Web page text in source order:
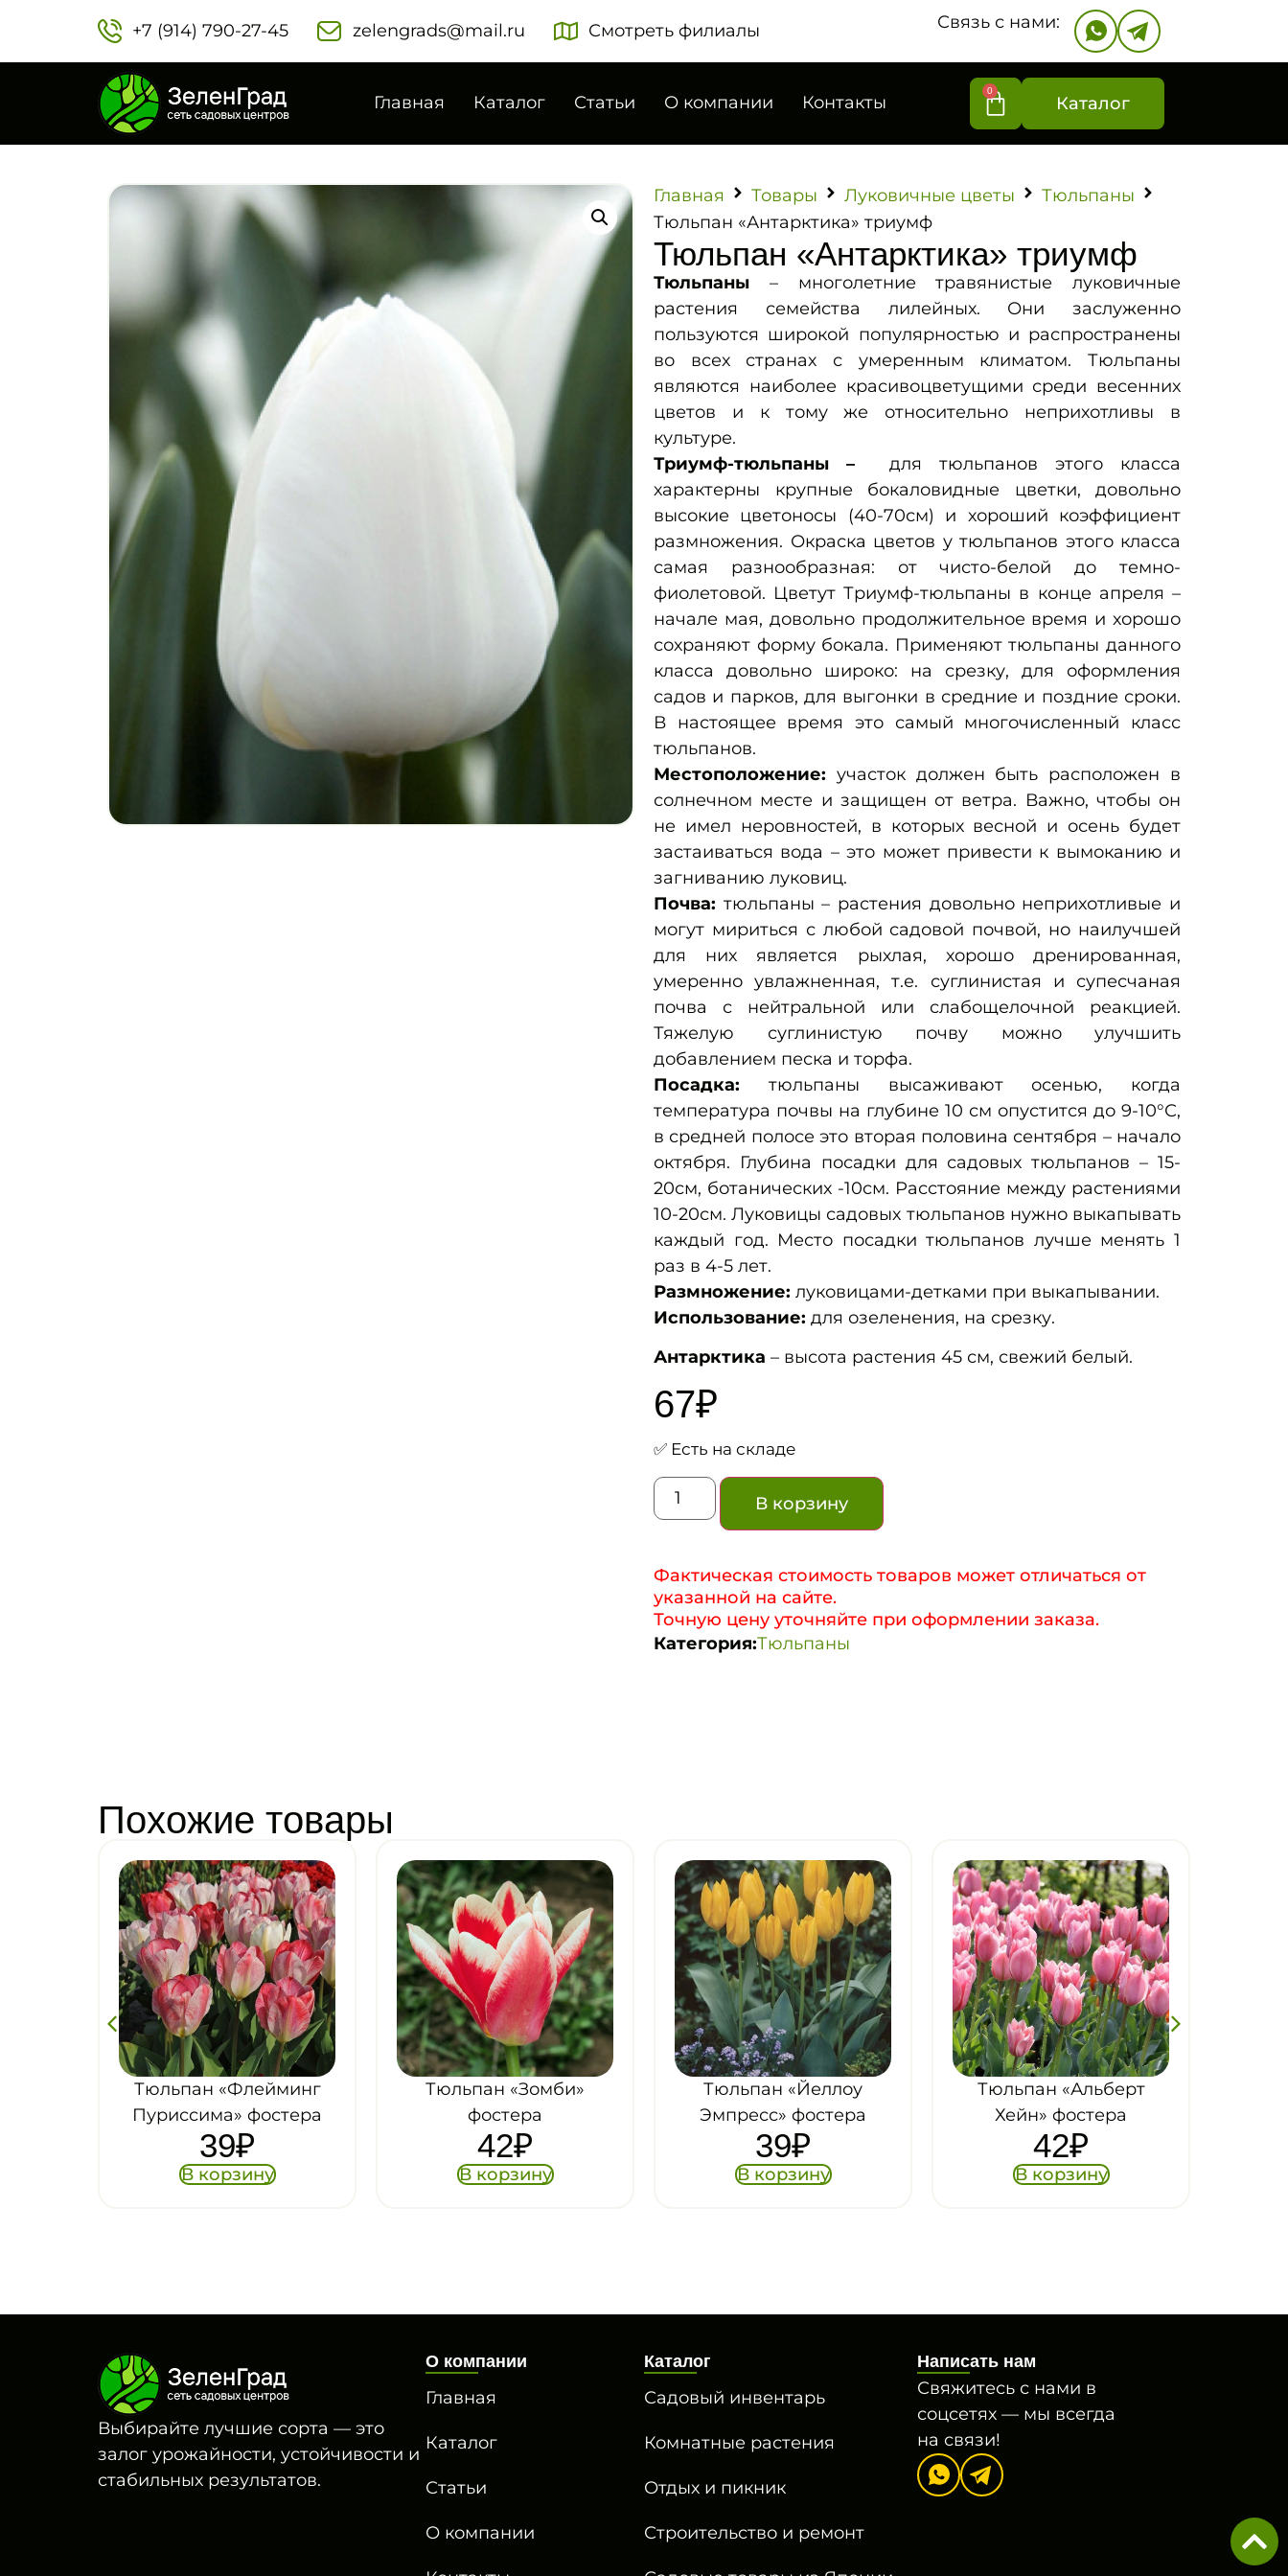
+7 (914) 790-27-45‬ zelengrads@mail.ru Смотреть филиалы Связь с нами:
Главная Каталог Статьи О компании Контакты
0
Каталог
Главная Товары Луковичные цветы
Тюльпаны
Тюльпан «Антарктика» триумф
Тюльпан «Антарктика» триумф
Тюльпаны – многолетние травянистые луковичные
растения семейства лилейных. Они заслуженно
пользуются широкой популярностью и распространены
во всех странах с умеренным климатом. Тюльпаны
являются наиболее красивоцветущими среди весенних
цветов и к тому же относительно неприхотливы в
культуре.
Триумф-тюльпаны –
для тюльпанов этого класса
характерны крупные бокаловидные цветки, довольно
высокие цветоносы (40-70см) и хороший коэффициент
размножения. Окраска цветов у тюльпанов этого класса
самая разнообразная: от чисто-белой до темно-
фиолетовой. Цветут Триумф-тюльпаны в конце апреля –
начале мая, довольно продолжительное время и хорошо
сохраняют форму бокала. Применяют тюльпаны данного
класса довольно широко: на срезку, для оформления
садов и парков, для выгонки в средние и поздние сроки.
В настоящее время это самый многочисленный класс
тюльпанов.
Местоположение: участок должен быть расположен в
солнечном месте и защищен от ветра. Важно, чтобы он
не имел неровностей, в которых весной и осень будет
застаиваться вода – это может привести к вымоканию и
загниванию луковиц.
Почва: тюльпаны – растения довольно неприхотливые и
могут мириться с любой садовой почвой, но наилучшей
для них является рыхлая, хорошо дренированная,
умеренно увлажненная, т.е. суглинистая и супесчаная
почва с нейтральной или слабощелочной реакцией.
Тяжелую суглинистую почву можно улучшить
добавлением песка и торфа.
Посадка: тюльпаны высаживают осенью, когда
температура почвы на глубине 10 см опустится до 9-10°С,
в средней полосе это вторая половина сентября – начало
октября. Глубина посадки для садовых тюльпанов – 15-
20см, ботанических -10см. Расстояние между растениями
10-20см. Луковицы садовых тюльпанов нужно выкапывать
каждый год. Место посадки тюльпанов лучше менять 1
раз в 4-5 лет.
Размножение: луковицами-детками при выкапывании.
Использование: для озеленения, на срезку.
Антарктика – высота растения 45 см, свежий белый.
67₽
✅ Есть на складе
В корзину
Фактическая стоимость товаров может отличаться от
указанной на сайте.
Точную цену уточняйте при оформлении заказа.
Категория:Тюльпаны
Похожие товары
Тюльпан «Зомби»
фостера
42₽
В корзину
Тюльпан «Йеллоу
Эмпресс» фостера
39₽
В корзину
Тюльпан «Альберт
Хейн» фостера
42₽
В корзину
Тюльпан «Хэппи
Дженерейшн» триумф
42₽
В корзину
Выбирайте лучшие сорта — это
залог урожайности, устойчивости и
стабильных результатов.
О компании
Главная
Каталог
Статьи
О компании
Каталог
Садовый инвентарь
Комнатные растения
Отдых и пикник
Строительство и ремонт
Написать нам
Свяжитесь с нами в
соцсетях — мы всегда
на связи!